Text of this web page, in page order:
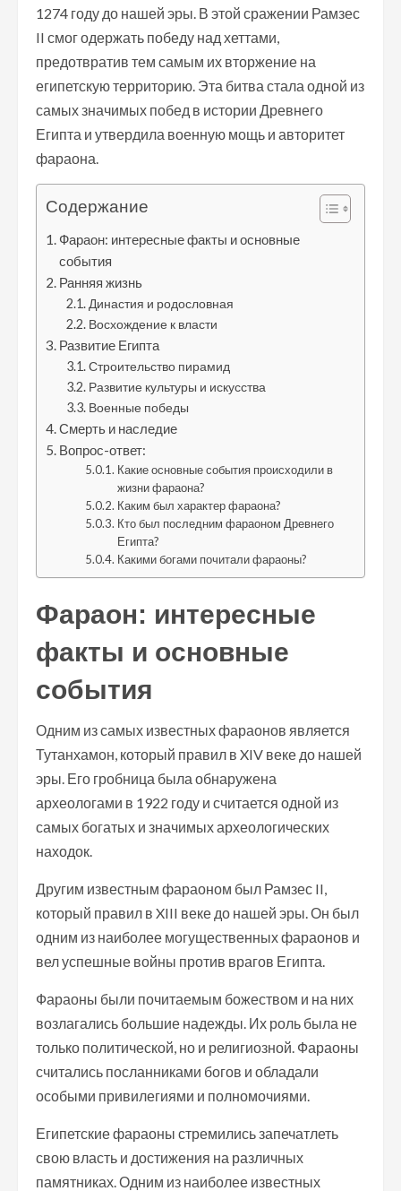
1274 году до нашей эры. В этой сражении Рамзес
II смог одержать победу над хеттами,
предотвратив тем самым их вторжение на
египетскую территорию. Эта битва стала одной из
самых значимых побед в истории Древнего
Египта и утвердила военную мощь и авторитет
фараона.
Содержание
Фараон: интересные факты и основные
события
Ранняя жизнь
Династия и родословная
Восхождение к власти
Развитие Египта
Строительство пирамид
Развитие культуры и искусства
Военные победы
Смерть и наследие
Вопрос-ответ:
Какие основные события происходили в
жизни фараона?
Каким был характер фараона?
Кто был последним фараоном Древнего
Египта?
Какими богами почитали фараоны?
Фараон: интересные
факты и основные
события
Одним из самых известных фараонов является
Тутанхамон, который правил в XIV веке до нашей
эры. Его гробница была обнаружена
археологами в 1922 году и считается одной из
самых богатых и значимых археологических
находок.
Другим известным фараоном был Рамзес II,
который правил в XIII веке до нашей эры. Он был
одним из наиболее могущественных фараонов и
вел успешные войны против врагов Египта.
Фараоны были почитаемым божеством и на них
возлагались большие надежды. Их роль была не
только политической, но и религиозной. Фараоны
считались посланниками богов и обладали
особыми привилегиями и полномочиями.
Египетские фараоны стремились запечатлеть
свою власть и достижения на различных
памятниках. Одним из наиболее известных